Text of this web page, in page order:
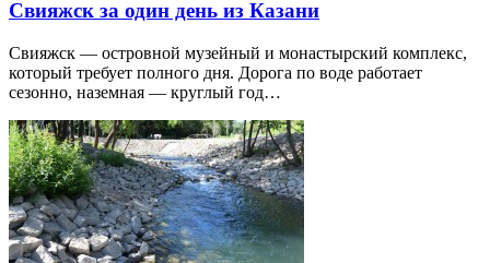
Свияжск за один день из Казани
Свияжск — островной музейный и монастырский комплекс,
который требует полного дня. Дорога по воде работает
сезонно, наземная — круглый год…